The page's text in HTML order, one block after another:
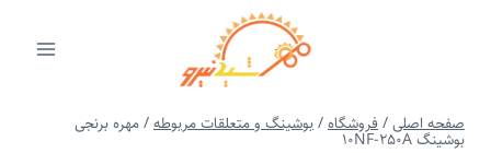
صفحه اصلی/فروشگاه/بوشینگ و متعلقات مربوطه/مهره برنجی
بوشینگ 10NF-250A